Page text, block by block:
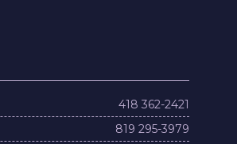
418 362-2421
819 295-3979